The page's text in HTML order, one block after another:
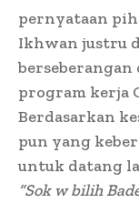
pernyataan
Ikhwan justru
program kerja
Berdasarkan
pun yang
untuk datang
“Sok w bilih